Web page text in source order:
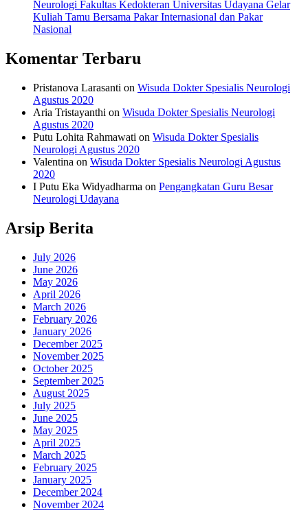
Neurologi Fakultas Kedokteran Universitas Udayana Gelar
Kuliah Tamu Bersama Pakar Internasional dan Pakar
Nasional
Komentar Terbaru
Pristanova Larasanti on Wisuda Dokter Spesialis Neurologi
Agustus 2020
Aria Tristayanthi on Wisuda Dokter Spesialis Neurologi
Agustus 2020
Putu Lohita Rahmawati on Wisuda Dokter Spesialis
Neurologi Agustus 2020
Valentina on Wisuda Dokter Spesialis Neurologi Agustus
2020
I Putu Eka Widyadharma on Pengangkatan Guru Besar
Neurologi Udayana
Arsip Berita
July 2026
June 2026
May 2026
April 2026
March 2026
February 2026
January 2026
December 2025
November 2025
October 2025
September 2025
August 2025
July 2025
June 2025
May 2025
April 2025
March 2025
February 2025
January 2025
December 2024
November 2024